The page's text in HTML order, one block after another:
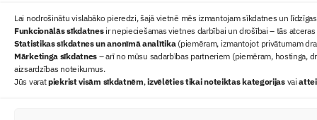
Lai nodrošinātu vislabāko pieredzi, šajā vietnē mēs izmantojam sīkdatnes un
Funkcionālās sīkdatnesir nepieciešamas vietnes darbībai un drošībai – tās
Statistikas sīkdatnes un anonīmā analītika(piemēram, izmantojot privātumam
Mārketinga sīkdatnes – arī no mūsu sadarbības partneriem (piemēram, hostinga,
aizsardzības noteikumus.
Jūs varatpiekrist visām sīkdatnēm,izvēlēties tikai noteiktas kategorijasvai